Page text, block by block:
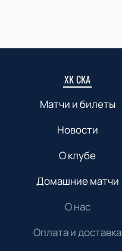
ХК СКА
Матчи и билеты
Новости
О клубе
Домашние матчи
О нас
Оплата и доставка